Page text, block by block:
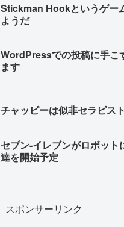
Stickman Hookというゲー
ようだ
WordPressでの投稿に手こ
ます
チャッピーは似非セラピス
セブン-イレブンがロボット
達を開始予定
スポンサーリンク